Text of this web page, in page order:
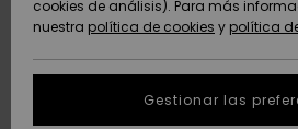
Destacados
Destacados
datos
personales
SOSTENIBILIDAD
cookies de análisis). Para más
nuestra política de cookies y política
Gestionar las